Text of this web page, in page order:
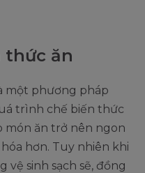
thức ăn
một phương pháp
trình chế biến thức
món ăn trở nên ngon
hơn. Tuy nhiên khi
vệ sinh sạch sẽ, đồng